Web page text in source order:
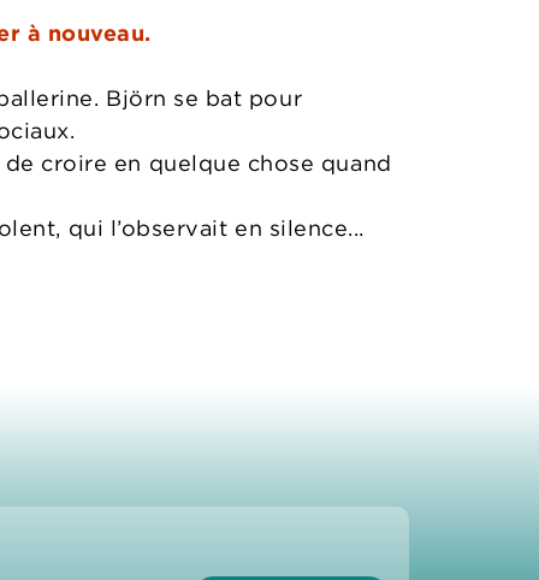
à nouveau.
Björn se bat pour
croire en quelque chose quand
qui l’observait en silence...